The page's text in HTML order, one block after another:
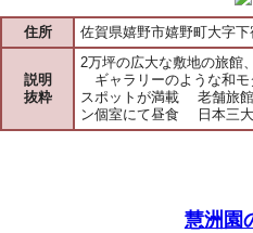
住所 佐賀県嬉野市嬉野町大字下
説明
抜粋
2万坪の広大な敷地の旅館
ギャラリーのような和モ
スポットが満載 老舗旅館
ン個室にて昼食 日本三大
慧洲園